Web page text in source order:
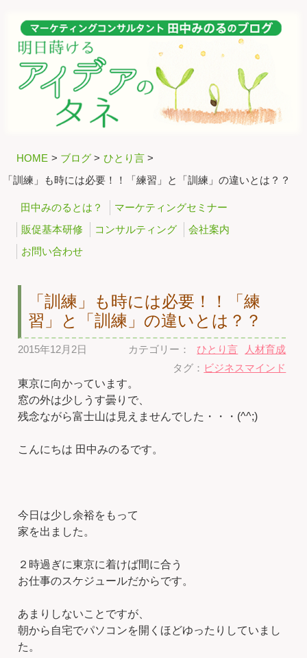
HOME > ブログ > ひとり言 >
「訓練」も時には必要！！「練習」と「訓練」の違いとは？？
田中みのるとは？
マーケティングセミナー
販促基本研修
コンサルティング
会社案内
お問い合わせ
「訓練」も時には必要！！「練
習」と「訓練」の違いとは？？
2015年12月2日 カテゴリー： ひとり言
人材育成
タグ： ビジネスマインド
東京に向かっています。
窓の外は少しうす曇りで、
残念ながら富士山は見えませんでした・・・(^^;)
こんにちは 田中みのるです。
今日は少し余裕をもって
家を出ました。
２時過ぎに東京に着けば間に合う
お仕事のスケジュールだからです。
あまりしないことですが、
朝から自宅でパソコンを開くほどゆったりしていまし
た。